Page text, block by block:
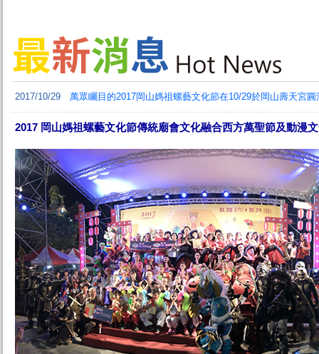
2017/10/29 萬眾矚目的2017岡山媽祖螺藝文化節在10/29於岡山壽天宮圓
2017 岡山媽祖螺藝文化節傳統廟會文化融合西方萬聖節及動漫